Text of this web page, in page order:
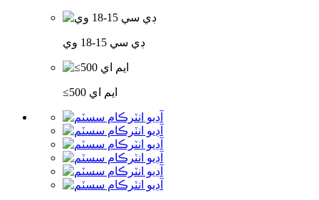
ڊي سي 15-18 وي
≤500 ايم اي